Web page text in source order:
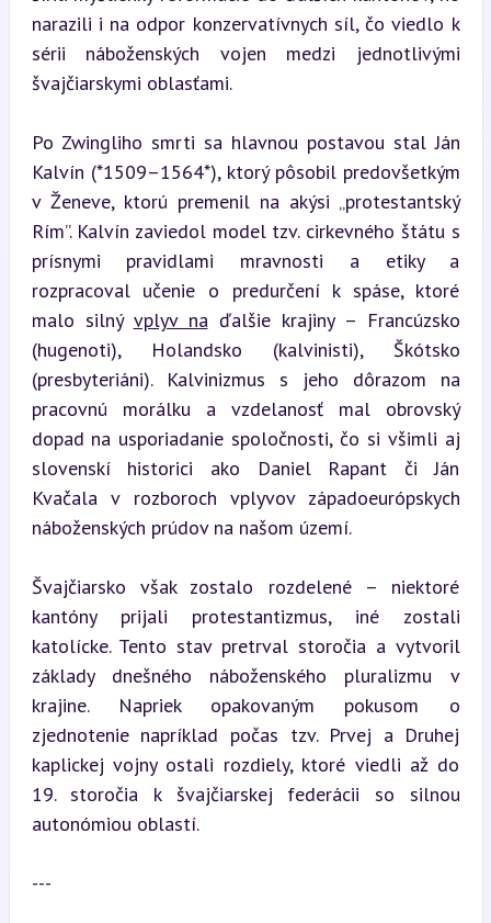
narazili i na odpor konzervatívnych síl, čo viedlo k
sérii náboženských vojen medzi jednotlivými
švajčiarskymi oblasťami.
Po Zwingliho smrti sa hlavnou postavou stal Ján
Kalvín (*1509–1564*), ktorý pôsobil predovšetkým
v Ženeve, ktorú premenil na akýsi „protestantský
Rím”. Kalvín zaviedol model tzv. cirkevného štátu s
prísnymi pravidlami mravnosti a etiky a
rozpracoval učenie o predurčení k spáse, ktoré
malo silný vplyv na ďalšie krajiny – Francúzsko
(hugenoti), Holandsko (kalvinisti), Škótsko
(presbyteriáni). Kalvinizmus s jeho dôrazom na
pracovnú morálku a vzdelanosť mal obrovský
dopad na usporiadanie spoločnosti, čo si všimli aj
slovenskí historici ako Daniel Rapant či Ján
Kvačala v rozboroch vplyvov západoeurópskych
náboženských prúdov na našom území.
Švajčiarsko však zostalo rozdelené – niektoré
kantóny prijali protestantizmus, iné zostali
katolícke. Tento stav pretrval storočia a vytvoril
základy dnešného náboženského pluralizmu v
krajine. Napriek opakovaným pokusom o
zjednotenie napríklad počas tzv. Prvej a Druhej
kaplickej vojny ostali rozdiely, ktoré viedli až do
19. storočia k švajčiarskej federácii so silnou
autonómiou oblastí.
---